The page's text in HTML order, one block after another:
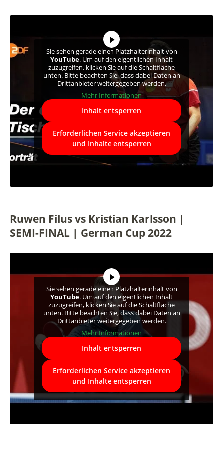
Sie sehen gerade einen Platzhalterinhalt von
YouTube. Um auf den eigentlichen Inhalt
zuzugreifen, klicken Sie auf die Schaltfläche
unten. Bitte beachten Sie, dass dabei Daten an
Drittanbieter weitergegeben werden.
Mehr Informationen
Inhalt entsperren
Erforderlichen Service akzeptieren
und Inhalte entsperren
Ruwen Filus vs Kristian Karlsson |
SEMI-FINAL | German Cup 2022
Sie sehen gerade einen Platzhalterinhalt von
YouTube. Um auf den eigentlichen Inhalt
zuzugreifen, klicken Sie auf die Schaltfläche
unten. Bitte beachten Sie, dass dabei Daten an
Drittanbieter weitergegeben werden.
Mehr Informationen
Inhalt entsperren
Erforderlichen Service akzeptieren
und Inhalte entsperren